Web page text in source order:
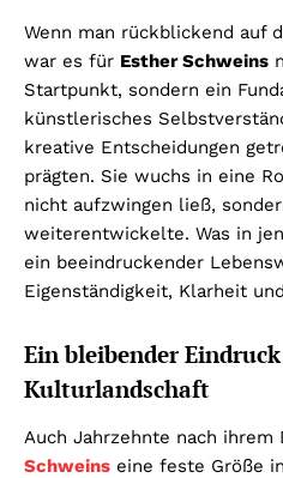
Wenn man rückblickend auf
war es für Esther Schweins
Startpunkt, sondern ein
künstlerisches
kreative Entscheidungen
prägten. Sie wuchs in eine
nicht aufzwingen ließ,
weiterentwickelte. Was in
ein beeindruckender
Eigenständigkeit, Klarheit
Ein bleibender
Kulturlandschaft
Auch Jahrzehnte nach ihrem
Schweins eine feste Größe